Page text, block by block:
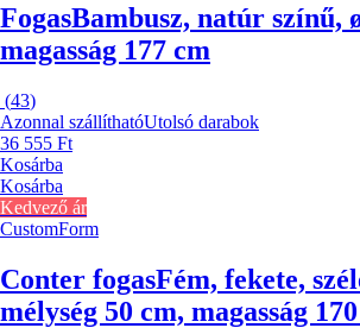
FogasBambusz, natúr színű,
magasság 177 cm
(43)
Azonnal szállíthatóUtolsó darabok
36 555 Ft
Kosárba
Kosárba
Kedvező ár
CustomForm
Conter fogasFém, fekete,
mélység 50 cm, magasság